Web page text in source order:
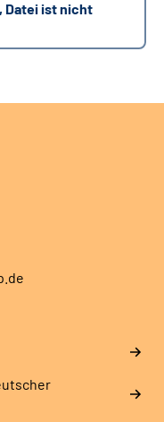
Datei ist nicht